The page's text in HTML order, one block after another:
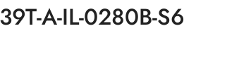
A-IL-0280B-S6